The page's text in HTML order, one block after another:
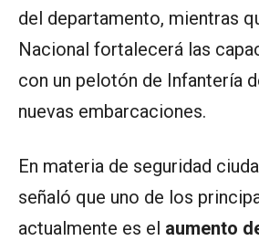
del departamento, mientras
Nacional fortalecerá las
con un pelotón de Infantería
nuevas embarcaciones.
En materia de seguridad
señaló que uno de los
actualmente es el aumento